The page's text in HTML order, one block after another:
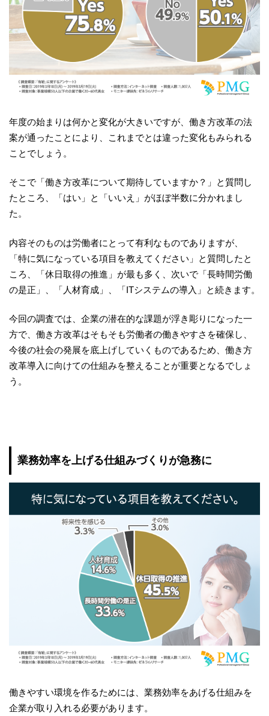
年度の始まりは何かと変化が大きいですが、働き方改革の法
案が通ったことにより、これまでとは違った変化もみられる
ことでしょう。
そこで「働き方改革について期待していますか？」と質問し
たところ、「はい」と「いいえ」がほぼ半数に分かれまし
た。
内容そのものは労働者にとって有利なものでありますが、
「特に気になっている項目を教えてください」と質問したと
ころ、「休日取得の推進」が最も多く、次いで「長時間労働
の是正」、「人材育成」、「ITシステムの導入」と続きます。
今回の調査では、企業の潜在的な課題が浮き彫りになった一
方で、働き方改革はそもそも労働者の働きやすさを確保し、
今後の社会の発展を底上げしていくものであるため、働き方
改革導入に向けての仕組みを整えることが重要となるでしょ
う。
業務効率を上げる仕組みづくりが急務に
働きやすい環境を作るためには、業務効率をあげる仕組みを
企業が取り入れる必要があります。